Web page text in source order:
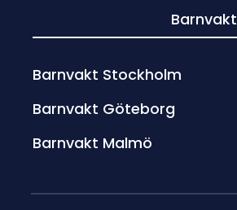
Barnvakt
Barnvakt Stockholm
Barnvakt Göteborg
Barnvakt Malmö